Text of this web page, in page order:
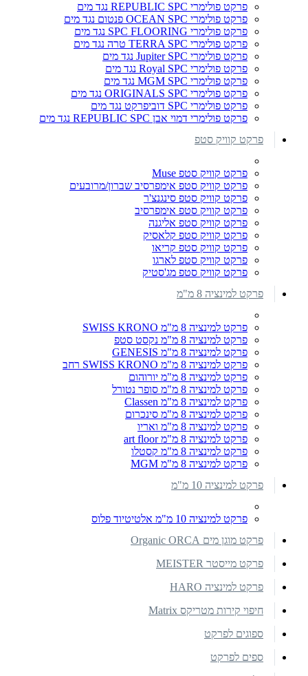
פרקט פולימרי REPUBLIC SPC נגד מים
פרקט פולימרי OCEAN SPC פנטום נגד מים
פרקט פולימרי SPC FLOORING נגד מים
פרקט פולימרי TERRA SPC טרה נגד מים
פרקט פולימרי Jupiter SPC נגד מים
פרקט פולימרי Royal SPC נגד מים
פרקט פולימרי MGM SPC נגד מים
פרקט פולימרי ORIGINALS SPC נגד מים
פרקט פולימרי SPC דוביפרקט נגד מים
פרקט פולימרי דמוי אבן REPUBLIC SPC נגד מים
פרקט קוויק סטפ
פרקט קוויק סטפ Muse
פרקט קוויק סטפ אימפרסיב שברון/מרובעים
פרקט קוויק סטפ סינגנצ'ר
פרקט קוויק סטפ אימפרסיב
פרקט קוויק סטפ אליגנה
פרקט קוויק סטפ קלאסיק
פרקט קוויק סטפ קריאו
פרקט קוויק סטפ לארגו
פרקט קוויק סטפ מג'סטיק
פרקט למינציה 8 מ"מ
פרקט למינציה 8 מ"מ SWISS KRONO
פרקט למינציה 8 מ"מ נקסט סטפ
פרקט למינציה 8 מ"מ GENESIS
פרקט למינציה 8 מ"מ SWISS KRONO רחב
פרקט למינציה 8 מ"מ יורוהום
פרקט למינציה 8 מ"מ סופר נטורל
פרקט למינציה 8 מ"מ Classen
פרקט למינציה 8 מ"מ סינכרום
פרקט למינציה 8 מ"מ ואריו
פרקט למינציה 8 מ"מ art floor
פרקט למינציה 8 מ"מ קסטלו
פרקט למינציה 8 מ"מ MGM
פרקט למינציה 10 מ"מ
פרקט למינציה 10 מ"מ אלטיטיוד פלוס
פרקט מוגן מים Organic ORCA
פרקט מייסטר MEISTER
פרקט למינציה HARO
חיפוי קירות מטריקס Matrix
ספוגים לפרקט
ספים לפרקט